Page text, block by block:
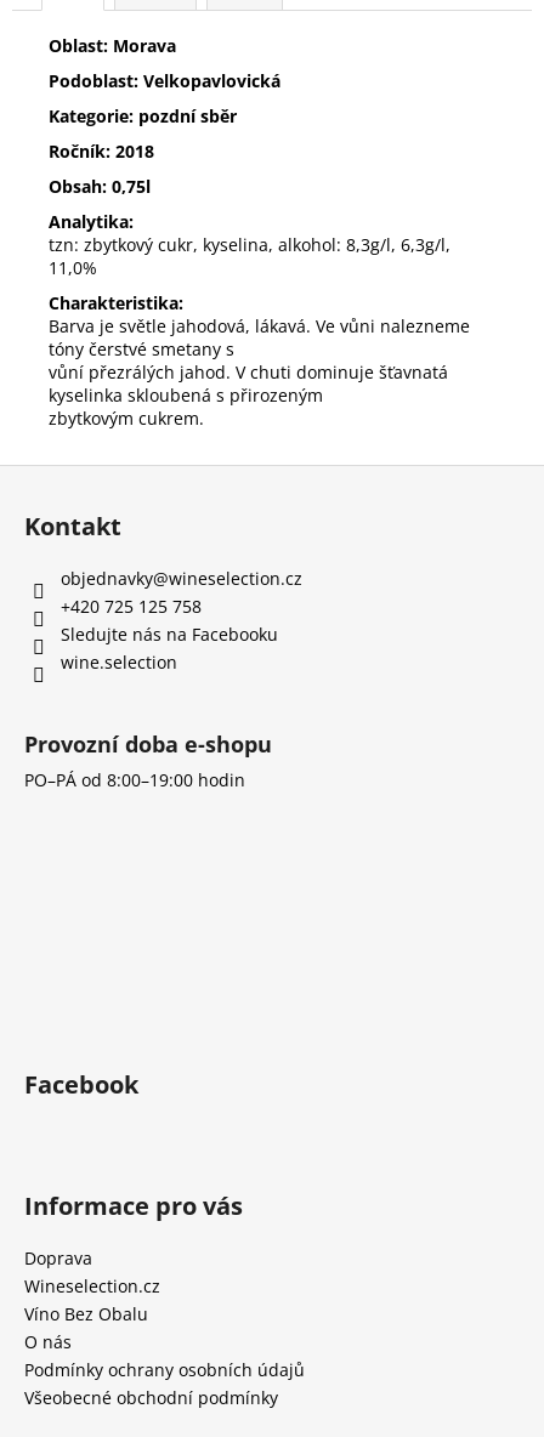
Oblast: Morava
Podoblast: Velkopavlovická
Kategorie: pozdní sběr
Ročník: 2018
Obsah: 0,75l
Analytika:
tzn: zbytkový cukr, kyselina, alkohol: 8,3g/l, 6,3g/l,
11,0%
Charakteristika:
Barva je světle jahodová, lákavá. Ve vůni nalezneme
tóny čerstvé smetany s
vůní přezrálých jahod. V chuti dominuje šťavnatá
kyselinka skloubená s přirozeným
zbytkovým cukrem.
3
SKLENICE
TŘÍ
590
Z
Kontakt
objednavky@wineselection.cz
+420 725 125 758
Sledujte nás na Facebooku
wine.selection
Provozní doba e-shopu
PO–PÁ od 8:00–19:00 hodin
Facebook
Informace pro vás
Doprava
Wineselection.cz
Víno Bez Obalu
O nás
Podmínky ochrany osobních údajů
Všeobecné obchodní podmínky